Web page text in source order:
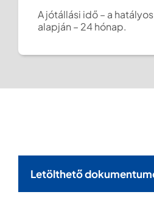
A jótállási idő – a
alapján – 24 hónap.
Letölthető